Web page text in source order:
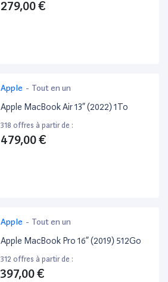
279,00 €
Apple - Tout en un
Apple MacBook Air 13” (2022) 1To
318 offres à partir de :
479,00 €
Apple - Tout en un
Apple MacBook Pro 16” (2019) 512Go
312 offres à partir de :
397,00 €